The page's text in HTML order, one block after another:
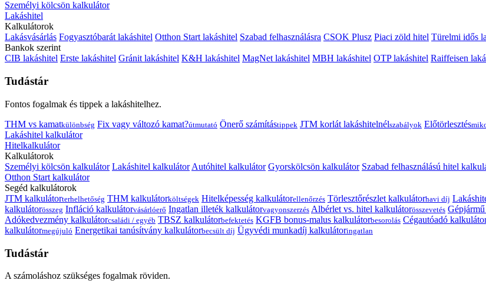
Személyi kölcsön kalkulátor
Lakáshitel
Kalkulátorok
Lakásvásárlás Fogyasztóbarát lakáshitel Otthon Start lakáshitel Szabad felhasználásra CSOK Plusz Piaci zöld hitel Türelmi idős
Bankok szerint
CIB lakáshitel Erste lakáshitel Gránit lakáshitel K&H lakáshitel MagNet lakáshitel MBH lakáshitel OTP lakáshitel Raiffeisen
Tudástár
Fontos fogalmak és tippek a lakáshitelhez.
THM vs kamatkülönbség Fix vagy változó kamat?útmutató Önerő számítástippek JTM korlát lakáshitelnélszabályok Előtörlesztés
Lakáshitel kalkulátor
Hitelkalkulátor
Kalkulátorok
Személyi kölcsön kalkulátor Lakáshitel kalkulátor Autóhitel kalkulátor Gyorskölcsön kalkulátor Szabad felhasználású hitel
Otthon Start kalkulátor
Segéd kalkulátorok
JTM kalkulátorterhelhetőség THM kalkulátorköltségek Hitelképesség kalkulátorellenőrzés Törlesztőrészlet kalkulátorhavi díj
kalkulátorösszeg Infláció kalkulátorvásárlóerő Ingatlan illeték kalkulátorvagyonszerzés Albérlet vs. hitel kalkulátorösszevetés
Adókedvezmény kalkulátorcsaládi / egyéb TBSZ kalkulátorbefektetés KGFB bonus-malus kalkulátorbesorolás Cégautóadó
kalkulátormegújuló Energetikai tanúsítvány kalkulátorbecsült díj Ügyvédi munkadíj kalkulátoringatlan
Tudástár
A számoláshoz szükséges fogalmak röviden.